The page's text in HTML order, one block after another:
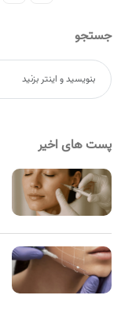
جستجو
پست های اخیر